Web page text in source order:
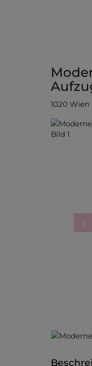
1020 Wien